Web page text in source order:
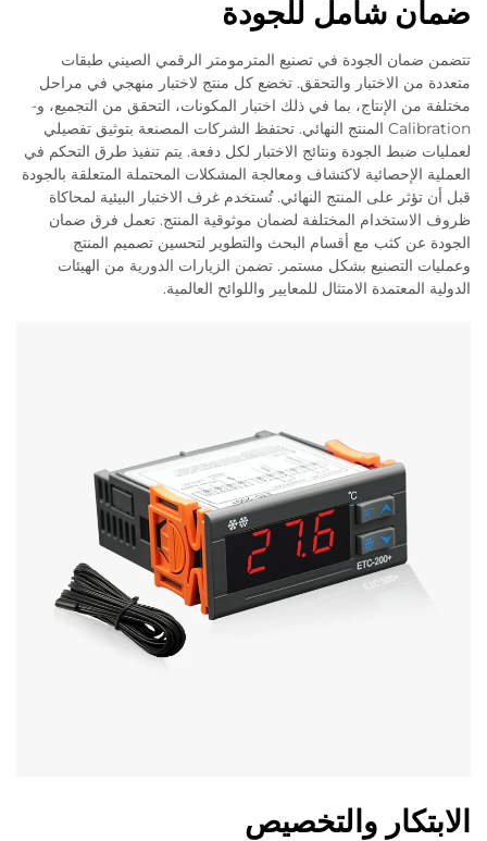
ضمان شامل للجودة
تتضمن ضمان الجودة في تصنيع المترمومتر الرقمي الصيني طبقات
متعددة من الاختبار والتحقق. تخضع كل منتج لاختبار منهجي في مراحل
مختلفة من الإنتاج، بما في ذلك اختبار المكونات، التحقق من التجميع، و-
Calibration المنتج النهائي. تحتفظ الشركات المصنعة بتوثيق تفصيلي
لعمليات ضبط الجودة ونتائج الاختبار لكل دفعة. يتم تنفيذ طرق التحكم في
العملية الإحصائية لاكتشاف ومعالجة المشكلات المحتملة المتعلقة بالجودة
قبل أن تؤثر على المنتج النهائي. تُستخدم غرف الاختبار البيئية لمحاكاة
ظروف الاستخدام المختلفة لضمان موثوقية المنتج. تعمل فرق ضمان
الجودة عن كثب مع أقسام البحث والتطوير لتحسين تصميم المنتج
وعمليات التصنيع بشكل مستمر. تضمن الزيارات الدورية من الهيئات
الدولية المعتمدة الامتثال للمعايير واللوائح العالمية.
الابتكار والتخصيص